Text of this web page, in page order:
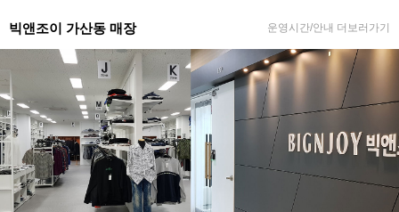
빅앤조이 가산동 매장 운영시간/안내 더보러가기